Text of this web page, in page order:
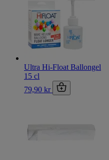
Ultra Hi-Float Ballongel
15 cl
79,90 kr